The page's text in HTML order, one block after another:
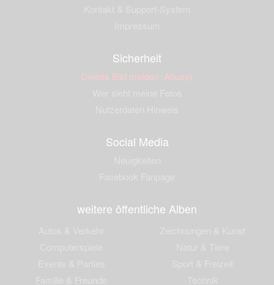
Sicherheit
Dieses Bild melden (Abuse)
Social Media
weitere öffentliche Alben